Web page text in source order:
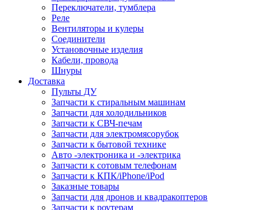
Переключатели, тумблера
Реле
Вентиляторы и кулеры
Соединители
Установочные изделия
Кабели, провода
Шнуры
Доставка
Пульты ДУ
Запчасти к стиральным машинам
Запчасти для холодильников
Запчасти к СВЧ-печам
Запчасти для электромясорубок
Запчасти к бытовой технике
Авто -электроника и -электрика
Запчасти к сотовым телефонам
Запчасти к КПК/iPhone/iPod
Заказные товары
Запчасти для дронов и квадракоптеров
Запчасти к роутерам